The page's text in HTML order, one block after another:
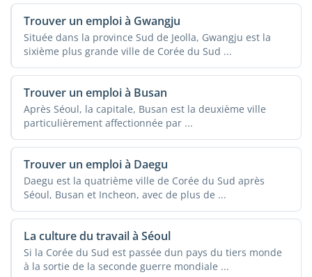
Trouver un emploi à Gwangju
Située dans la province Sud de Jeolla, Gwangju est la
sixième plus grande ville de Corée du Sud ...
Trouver un emploi à Busan
Après Séoul, la capitale, Busan est la deuxième ville
particulièrement affectionnée par ...
Trouver un emploi à Daegu
Daegu est la quatrième ville de Corée du Sud après
Séoul, Busan et Incheon, avec de plus de ...
La culture du travail à Séoul
Si la Corée du Sud est passée dun pays du tiers monde
à la sortie de la seconde guerre mondiale ...